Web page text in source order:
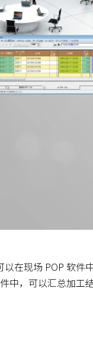
在现场 POP 软件
中，可以汇总加工